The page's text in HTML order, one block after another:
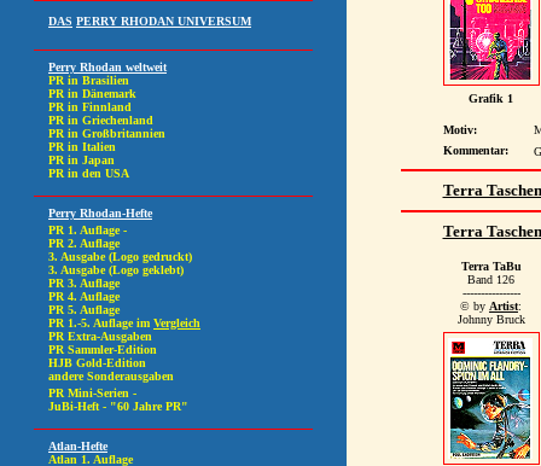
Grafik 1
Motiv:
Kommentar:
Terra
Terra
Terra TaBu
Band 126
----------------
© by Artist:
Johnny Bruck